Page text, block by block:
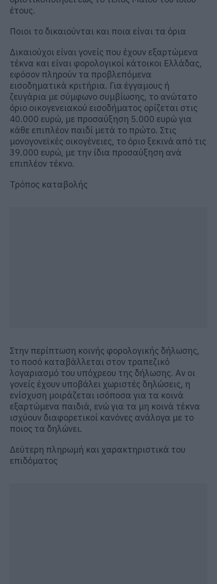
έτους.
Ποιοι το δικαιούνται και ποια είναι τα όρια
Δικαιούχοι είναι γονείς που έχουν εξαρτώμενα
τέκνα και είναι φορολογικοί κάτοικοι Ελλάδας,
εφόσον πληρούν τα προβλεπόμενα
εισοδηματικά κριτήρια. Για έγγαμους ή
ζευγάρια με σύμφωνο συμβίωσης, το ανώτατο
όριο οικογενειακού εισοδήματος ορίζεται στις
40.000 ευρώ, με προσαύξηση 5.000 ευρώ για
κάθε επιπλέον παιδί μετά το πρώτο. Στις
μονογονεϊκές οικογένειες, το όριο ξεκινά από τις
39.000 ευρώ, με την ίδια προσαύξηση ανά
επιπλέον τέκνο.
Τρόπος καταβολής
Στην περίπτωση κοινής φορολογικής δήλωσης,
το ποσό καταβάλλεται στον τραπεζικό
λογαριασμό του υπόχρεου της δήλωσης. Αν οι
γονείς έχουν υποβάλει χωριστές δηλώσεις, η
ενίσχυση μοιράζεται ισόποσα για τα κοινά
εξαρτώμενα παιδιά, ενώ για τα μη κοινά τέκνα
ισχύουν διαφορετικοί κανόνες ανάλογα με το
ποιος τα δηλώνει.
Δεύτερη πληρωμή και χαρακτηριστικά του
επιδόματος